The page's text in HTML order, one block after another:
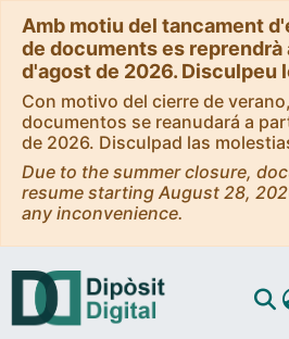
Amb motiu del tancament
de documents es reprendrà
d'agost de 2026. Disculpeu
Con motivo del cierre de
documentos se reanudará a
de 2026. Disculpad las
Due to the summer closure,
resume starting August 28,
any inconvenience.